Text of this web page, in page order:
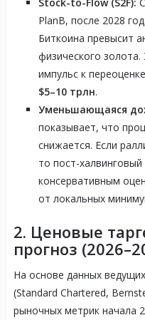
PlanB, после 2028
Биткоина превысит
физического
импульс к
$5–10 трлн.
Уменьшающаяся
показывает, что
снижается. Если
то пост-
консервативным
от локальных
2. Ценовые
прогноз
На основе данных
(Standard Chartered,
рыночных метрик начала